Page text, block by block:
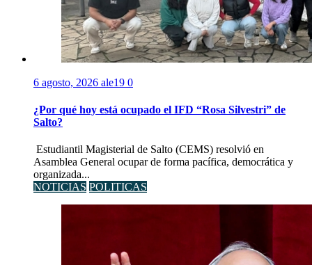
6 agosto, 2026 ale19 0
¿Por qué hoy está ocupado el IFD “Rosa Silvestri” de
Salto?
Estudiantil Magisterial de Salto (CEMS) resolvió en
Asamblea General ocupar de forma pacífica, democrática y
organizada...
NOTICIAS POLITICAS